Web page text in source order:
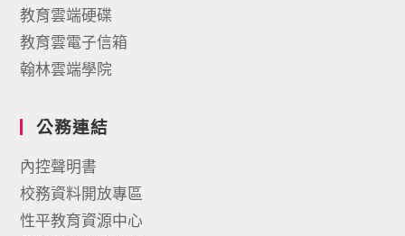
教育雲端硬碟
教育雲電子信箱
翰林雲端學院
公務連結
內控聲明書
校務資料開放專區
性平教育資源中心